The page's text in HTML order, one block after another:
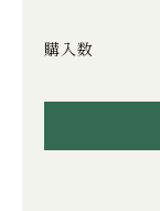
購入数